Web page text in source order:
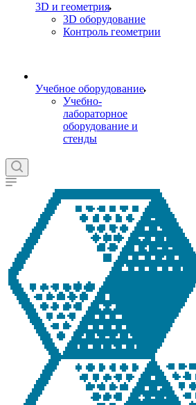
3D и геометрия
3D оборудование
Контроль геометрии
Учебное оборудование
Учебно-
лабораторное
оборудование и
стенды